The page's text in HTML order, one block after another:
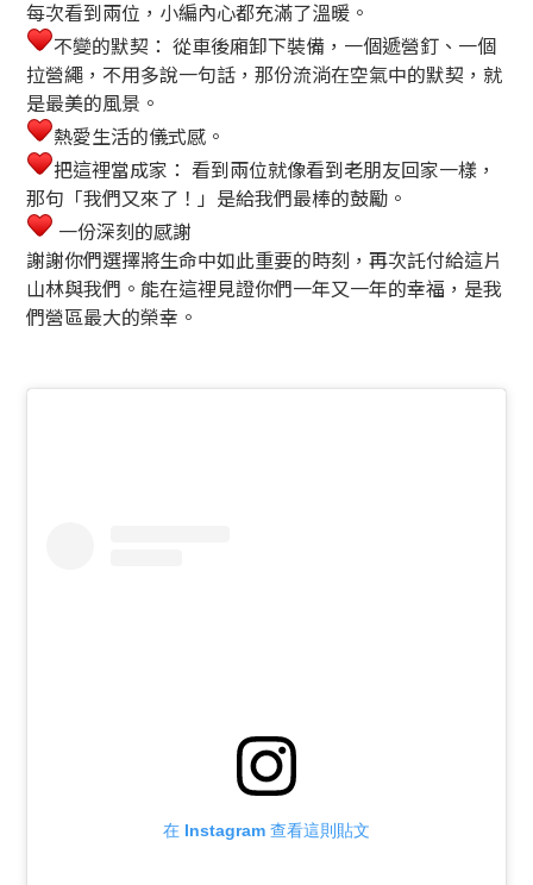
每次看到兩位，小編內心都充滿了溫暖。
不變的默契： 從車後廂卸下裝備，一個遞營釘、一個
拉營繩，不用多說一句話，那份流淌在空氣中的默契，就
是最美的風景。
熱愛生活的儀式感。
把這裡當成家： 看到兩位就像看到老朋友回家一樣，
那句「我們又來了！」是給我們最棒的鼓勵。
一份深刻的感謝
謝謝你們選擇將生命中如此重要的時刻，再次託付給這片
山林與我們。能在這裡見證你們一年又一年的幸福，是我
們營區最大的榮幸。
在 Instagram 查看這則貼文